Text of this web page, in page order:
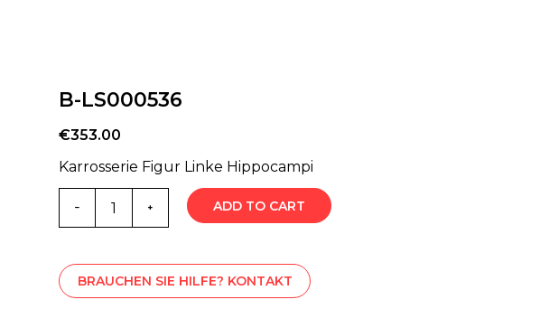
B-LS000536
€353.00
Karrosserie Figur Linke Hippocampi
LS000536
Menge
ADD TO CART
BRAUCHEN SIE HILFE? KONTAKT